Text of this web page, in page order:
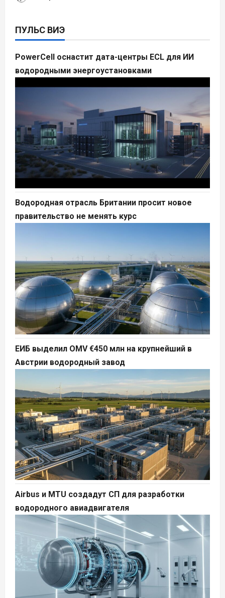
ПУЛЬС ВИЭ
PowerCell оснастит дата-центры ECL для ИИ
водородными энергоустановками
Водородная отрасль Британии просит новое
правительство не менять курс
ЕИБ выделил OMV €450 млн на крупнейший в
Австрии водородный завод
Airbus и MTU создадут СП для разработки
водородного авиадвигателя